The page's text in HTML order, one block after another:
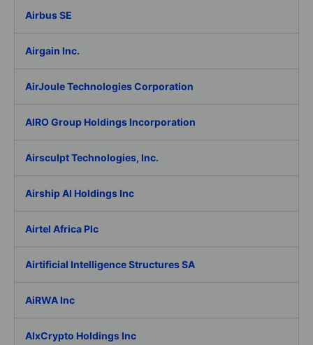
Airbus SE
Airgain Inc.
AirJoule Technologies Corporation
AIRO Group Holdings Incorporation
Airsculpt Technologies, Inc.
Airship AI Holdings Inc
Airtel Africa Plc
Airtificial Intelligence Structures SA
AiRWA Inc
AIxCrypto Holdings Inc